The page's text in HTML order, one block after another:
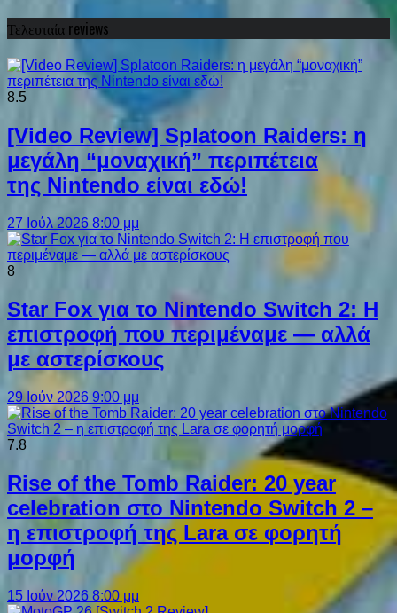
Τελευταία reviews
8.5
[Video Review] Splatoon Raiders: η
μεγάλη “μοναχική” περιπέτεια
της Nintendo είναι εδώ!
27 Ιούλ 2026 8:00 μμ
8
Star Fox για το Nintendo Switch 2: Η
επιστροφή που περιμέναμε — αλλά
με αστερίσκους
29 Ιούν 2026 9:00 μμ
7.8
Rise of the Tomb Raider: 20 year
celebration στο Nintendo Switch 2 –
η επιστροφή της Lara σε φορητή
μορφή
15 Ιούν 2026 8:00 μμ